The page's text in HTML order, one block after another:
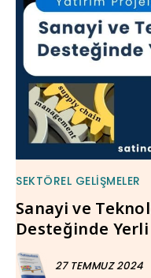
SEKTÖREL GELIŞMELER
Sanayi ve
Desteğinde Yerli
27 TEMMUZ 2024